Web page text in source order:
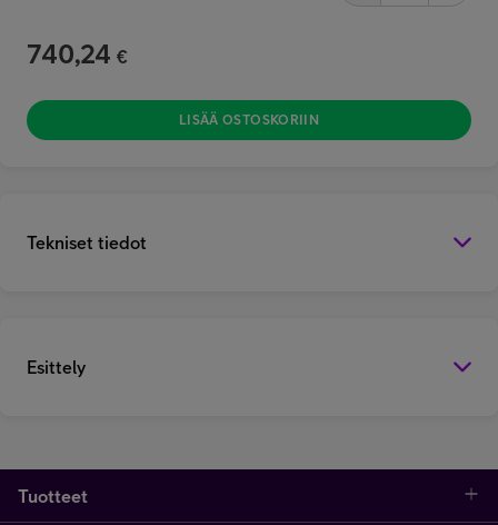
740,24 €
LISÄÄ OSTOSKORIIN
Tekniset tiedot
Esittely
Tuotteet